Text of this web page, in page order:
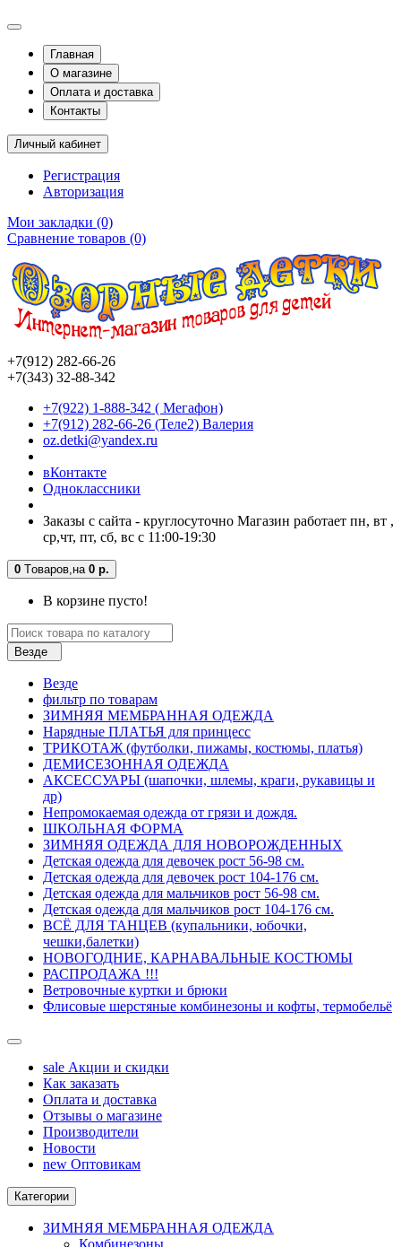
Главная
О магазине
Оплата и доставка
Контакты
Личный кабинет
Регистрация
Авторизация
Мои закладки (0)
Сравнение товаров (0)
+7(912) 282-66-26
+7(343) 32-88-342
+7(922) 1-888-342 ( Мегафон)
+7(912) 282-66-26 (Теле2) Валерия
oz.detki@yandex.ru
вКонтакте
Одноклассники
Заказы с сайта - круглосуточно Магазин работает пн, вт ,
ср,чт, пт, сб, вс с 11:00-19:30
0 Tоваров,на 0 р.
В корзине пусто!
Везде
Везде
фильтр по товарам
ЗИМНЯЯ МЕМБРАННАЯ ОДЕЖДА
Нарядные ПЛАТЬЯ для принцесс
ТРИКОТАЖ (футболки, пижамы, костюмы, платья)
ДЕМИСЕЗОННАЯ ОДЕЖДА
АКСЕССУАРЫ (шапочки, шлемы, краги, рукавицы и
др)
Непромокаемая одежда от грязи и дождя.
ШКОЛЬНАЯ ФОРМА
ЗИМНЯЯ ОДЕЖДА ДЛЯ НОВОРОЖДЕННЫХ
Детская одежда для девочек рост 56-98 см.
Детская одежда для девочек рост 104-176 см.
Детская одежда для мальчиков рост 56-98 см.
Детская одежда для мальчиков рост 104-176 см.
ВСЁ ДЛЯ ТАНЦЕВ (купальники, юбочки,
чешки,балетки)
НОВОГОДНИЕ, КАРНАВАЛЬНЫЕ КОСТЮМЫ
РАСПРОДАЖА !!!
Ветровочные куртки и брюки
Флисовые шерстяные комбинезоны и кофты, термобельё
sale Акции и скидки
Как заказать
Оплата и доставка
Отзывы о магазине
Производители
Новости
new Оптовикам
Категории
ЗИМНЯЯ МЕМБРАННАЯ ОДЕЖДА
Комбинезоны